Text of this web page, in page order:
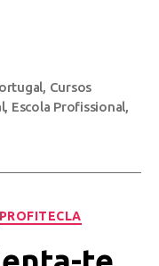
, Cursos
, Escola Profissional,
PROFITECLA